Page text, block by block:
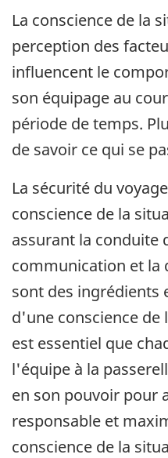
La conscience de la
perception des
influencent le
son équipage au
période de temps.
de savoir ce qui se
La sécurité du
conscience de la
assurant la conduite
communication et la
sont des ingrédients
d'une conscience
est essentiel que
l'équipe à la
en son pouvoir pour
responsable et
conscience de la